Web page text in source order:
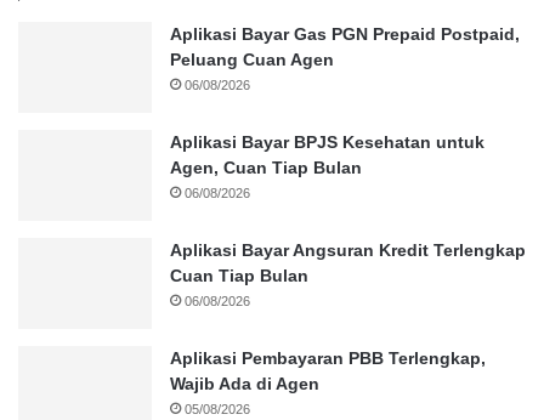
Aplikasi Bayar Gas PGN Prepaid Postpaid,
Peluang Cuan Agen
06/08/2026
Aplikasi Bayar BPJS Kesehatan untuk
Agen, Cuan Tiap Bulan
06/08/2026
Aplikasi Bayar Angsuran Kredit Terlengkap
Cuan Tiap Bulan
06/08/2026
Aplikasi Pembayaran PBB Terlengkap,
Wajib Ada di Agen
05/08/2026